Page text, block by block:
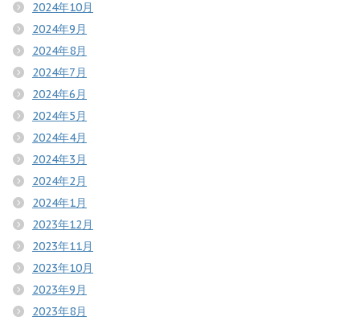
2024年10月
2024年9月
2024年8月
2024年7月
2024年6月
2024年5月
2024年4月
2024年3月
2024年2月
2024年1月
2023年12月
2023年11月
2023年10月
2023年9月
2023年8月